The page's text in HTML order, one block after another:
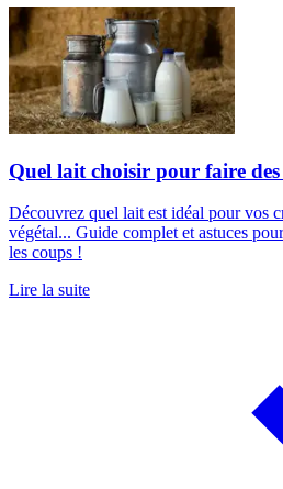
Quel lait choisir pour faire des
Découvrez quel lait est idéal pour vos
végétal... Guide complet et astuces
les coups !
Lire la suite